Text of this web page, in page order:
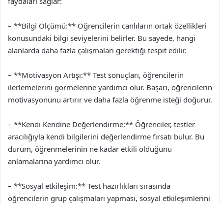
– **Bilgi Ölçümü:** Öğrencilerin canlıların ortak özellikleri
konusundaki bilgi seviyelerini belirler. Bu sayede, hangi
alanlarda daha fazla çalışmaları gerektiği tespit edilir.
– **Motivasyon Artışı:** Test sonuçları, öğrencilerin
ilerlemelerini görmelerine yardımcı olur. Başarı, öğrencilerin
motivasyonunu artırır ve daha fazla öğrenme isteği doğurur.
– **Kendi Kendine Değerlendirme:** Öğrenciler, testler
aracılığıyla kendi bilgilerini değerlendirme fırsatı bulur. Bu
durum, öğrenmelerinin ne kadar etkili olduğunu
anlamalarına yardımcı olur.
– **Sosyal etkileşim:** Test hazırlıkları sırasında
öğrencilerin grup çalışmaları yapması, sosyal etkileşimlerini